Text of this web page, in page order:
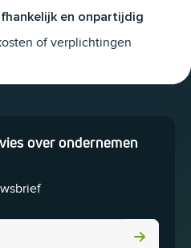
en onpartijdig
of verplichtingen
over ondernemenen moet niet worden